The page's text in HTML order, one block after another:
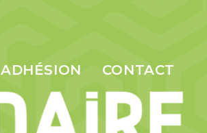
ADHÉSION CONTACT